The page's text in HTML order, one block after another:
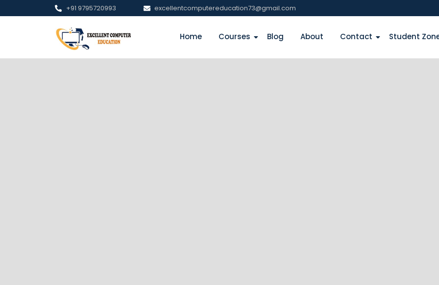
+91 9795720993 excellentcomputereducation73@gmail.com
Home Courses Blog About Contact Student